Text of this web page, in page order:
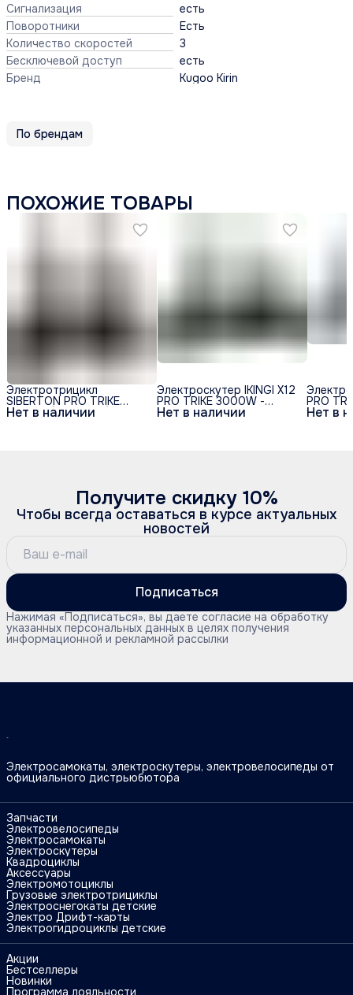
Сигнализация
есть
Поворотники
Есть
Количество скоростей
3
Бесключевой доступ
есть
Бренд
Kugoo Kirin
По брендам
ПОХОЖИЕ ТОВАРЫ
Нет в наличии
Электротрицикл
SIBERTON PRO TRIKE
3000W (60V/21Ah) Нет в наличии
Электроскутер IKINGI X12
PRO TRIKE 3000W -
Чёрный Нет в
PRO
Получите скидку 10%
Чтобы всегда оставаться в курсе актуальных
новостей
Подписаться
Нажимая «Подписаться», вы даете согласие на обработку
указанных персональных данных в целях получения
информационной и рекламной рассылки
Электросамокаты, электроскутеры, электровелосипеды от
официального дистрьюбютора
Запчасти
Электровелосипеды
Электросамокаты
Электроскутеры
Квадроциклы
Аксессуары
Электромотоциклы
Грузовые электротрициклы
Электроснегокаты детские
Электро Дрифт-карты
Электрогидроциклы детские
Акции
Бестселлеры
Новинки
Программа лояльности